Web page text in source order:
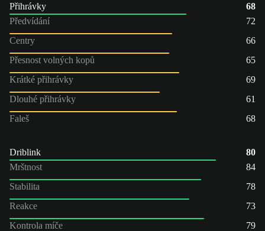
Přihrávky
68
Předvídání
72
Centry
66
Přesnost volných kopů
65
Krátké přihrávky
69
Dlouhé přihrávky
61
Faleš
68
Driblink
80
Mrštnost
84
Stabilita
78
Reakce
73
Kontrola míče
79